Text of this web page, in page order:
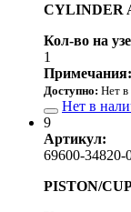
CYLINDER
Кол-во на
1
Примечания:
Доступно: Нет в
Нет в
9
Артикул:
69600-34820-
PISTON/